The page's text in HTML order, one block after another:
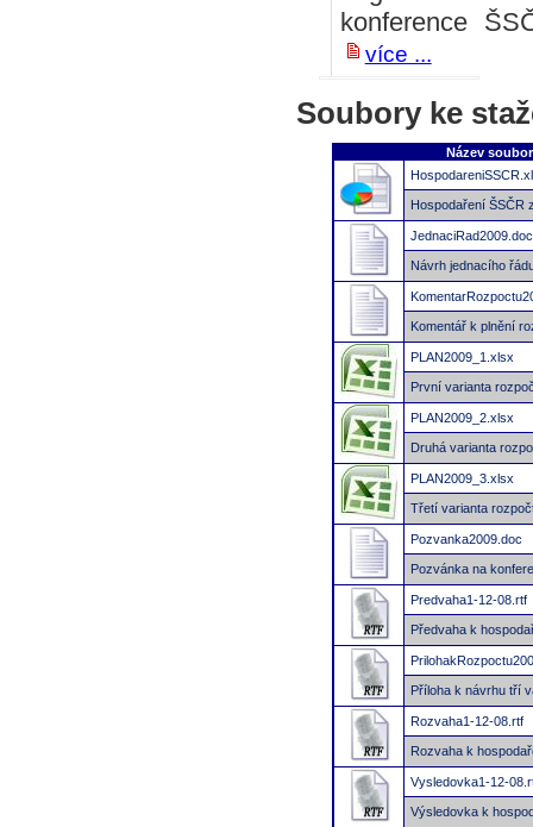
konference
více ...
Soubory ke
Název
Hospodaření ŠSČR
JednaciRad2009.doc
Návrh jednacího
Komentář k plnění
PLAN2009_1.xlsx
První varianta
PLAN2009_2.xlsx
Druhá varianta
PLAN2009_3.xlsx
Třetí varianta
Pozvanka2009.doc
Pozvánka na
Predvaha1-12-08.rtf
Předvaha k
Příloha k návrhu tří
Rozvaha1-12-08.rtf
Rozvaha k
Vysledovka1-12-
Výsledovka k